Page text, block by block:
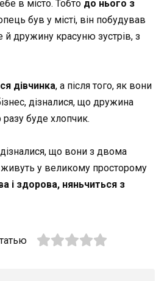
в місто. Тобто до нього з
був у місті, він побудував
й дружину красуню зустрів, з
дівчинка, а після того, як вони
дізналися, що дружина
разу буде хлопчик.
що вони з двома
у великому просторому
і здорова, няньчиться з